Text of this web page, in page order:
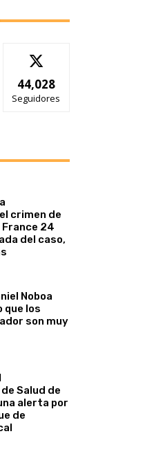
44,028
Seguidores
crimen de
France 24
del caso,
Noboa
que los
son muy
Salud de
alerta por
de